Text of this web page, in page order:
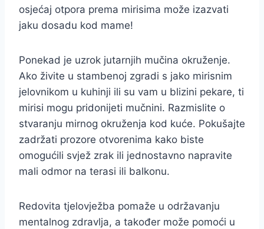
osjećaj otpora prema mirisima može izazvati
jaku dosadu kod mame!
Ponekad je uzrok jutarnjih mučina okruženje.
Ako živite u stambenoj zgradi s jako mirisnim
jelovnikom u kuhinji ili su vam u blizini pekare, ti
mirisi mogu pridonijeti mučnini. Razmislite o
stvaranju mirnog okruženja kod kuće. Pokušajte
zadržati prozore otvorenima kako biste
omogućili svjež zrak ili jednostavno napravite
mali odmor na terasi ili balkonu.
Redovita tjelovježba pomaže u održavanju
mentalnog zdravlja, a također može pomoći u